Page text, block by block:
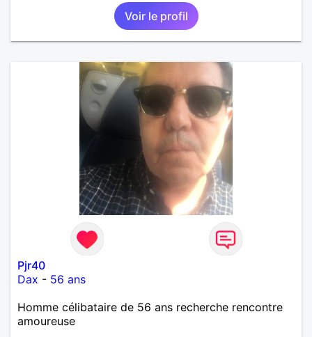
Voir le profil
Pjr40
Dax - 56 ans
Homme célibataire de 56 ans recherche rencontre
amoureuse